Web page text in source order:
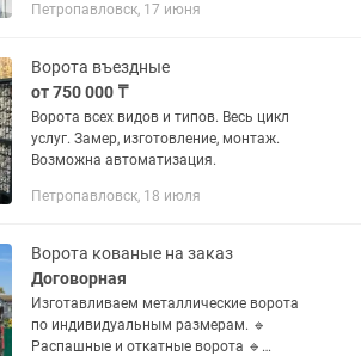
полноценном значении слова
оригинальное...
Петропавловск, 17 июня
Ворота въездные
от 750 000 ₸
Ворота всех видов и типов. Весь цикл
услуг. Замер, изготовление, монтаж.
Возможна автоматизация.
Петропавловск, 18 июля
Ворота кованые на заказ
Договорная
Изготавливаем металлические ворота
по индивидуальным размерам. 🔹
Распашные и откатные ворота 🔹